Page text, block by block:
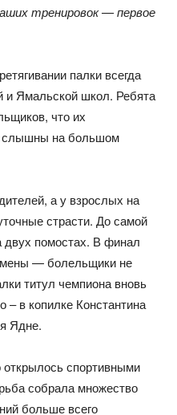
тренировок — первое
палки всегда
и Ямальской школ. Ребята
что их
слышны на большом
а у взрослых на
страсти. До самой
помостах. В финал
— болельщики не
титул чемпиона вновь
– в копилке Константина
Ядне.
открылось спортивными
собрала множество
больше всего